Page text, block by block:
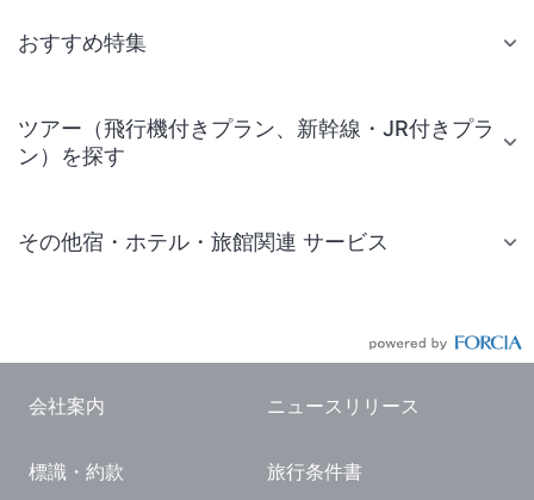
おすすめ特集
ツアー（飛行機付きプラン、新幹線・JR付きプラ
ン）を探す
その他宿・ホテル・旅館関連 サービス
国内観光ガイド
会社案内 ニュースリリース
標識・約款 旅行条件書